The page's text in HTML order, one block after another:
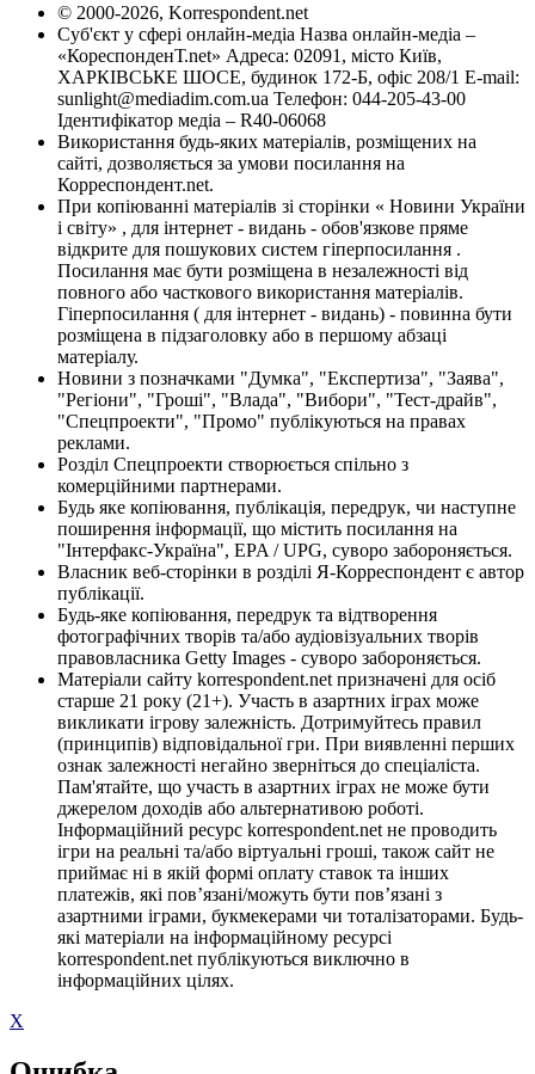
© 2000-2026, Korrespondent.net
Суб'єкт у сфері онлайн-медіа Назва онлайн-медіа –
«КореспонденТ.net» Адреса: 02091, місто Київ,
ХАРКІВСЬКЕ ШОСЕ, будинок 172-Б, офіс 208/1 E-mail:
sunlight@mediadim.com.ua Телефон: 044-205-43-00
Ідентифікатор медіа – R40-06068
Використання будь-яких матеріалів, розміщених на
сайті, дозволяється за умови посилання на
Корреспондент.net.
При копіюванні матеріалів зі сторінки « Новини України
і світу» , для інтернет - видань - обов'язкове пряме
відкрите для пошукових систем гіперпосилання .
Посилання має бути розміщена в незалежності від
повного або часткового використання матеріалів.
Гіперпосилання ( для інтернет - видань) - повинна бути
розміщена в підзаголовку або в першому абзаці
матеріалу.
Новини з позначками "Думка", "Експертиза", "Заява",
"Регіони", "Гроші", "Влада", "Вибори", "Тест-драйв",
"Спецпроекти", "Промо" публікуються на правах
реклами.
Розділ Спецпроекти створюється спільно з
комерційними партнерами.
Будь яке копіювання, публікація, передрук, чи наступне
поширення інформації, що містить посилання на
"Інтерфакс-Україна", EPA / UPG, суворо забороняється.
Власник веб-сторінки в розділі Я-Корреспондент є автор
публікації.
Будь-яке копіювання, передрук та відтворення
фотографічних творів та/або аудіовізуальних творів
правовласника Getty Images - суворо забороняється.
Матеріали сайту korrespondent.net призначені для осіб
старше 21 року (21+). Участь в азартних іграх може
викликати ігрову залежність. Дотримуйтесь правил
(принципів) відповідальної гри. При виявленні перших
ознак залежності негайно зверніться до спеціаліста.
Пам'ятайте, що участь в азартних іграх не може бути
джерелом доходів або альтернативою роботі.
Інформаційний ресурс korrespondent.net не проводить
ігри на реальні та/або віртуальні гроші, також сайт не
приймає ні в якій формі оплату ставок та інших
платежів, які пов’язані/можуть бути пов’язані з
азартними іграми, букмекерами чи тоталізаторами. Будь-
які матеріали на інформаційному ресурсі
korrespondent.net публікуються виключно в
інформаційних цілях.
X